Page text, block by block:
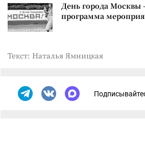
День города Москвы
программа
Текст: Наталья Ямницкая